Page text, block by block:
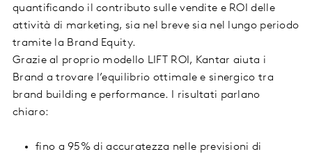
quantificando il contributo sulle vendite e ROI delle
attività di marketing, sia nel breve sia nel lungo periodo
tramite la Brand Equity.
Grazie al proprio modello LIFT ROI, Kantar aiuta i
Brand a trovare l’equilibrio ottimale e sinergico tra
brand building e performance. I risultati parlano
chiaro:
fino a 95% di accuratezza nelle previsioni di